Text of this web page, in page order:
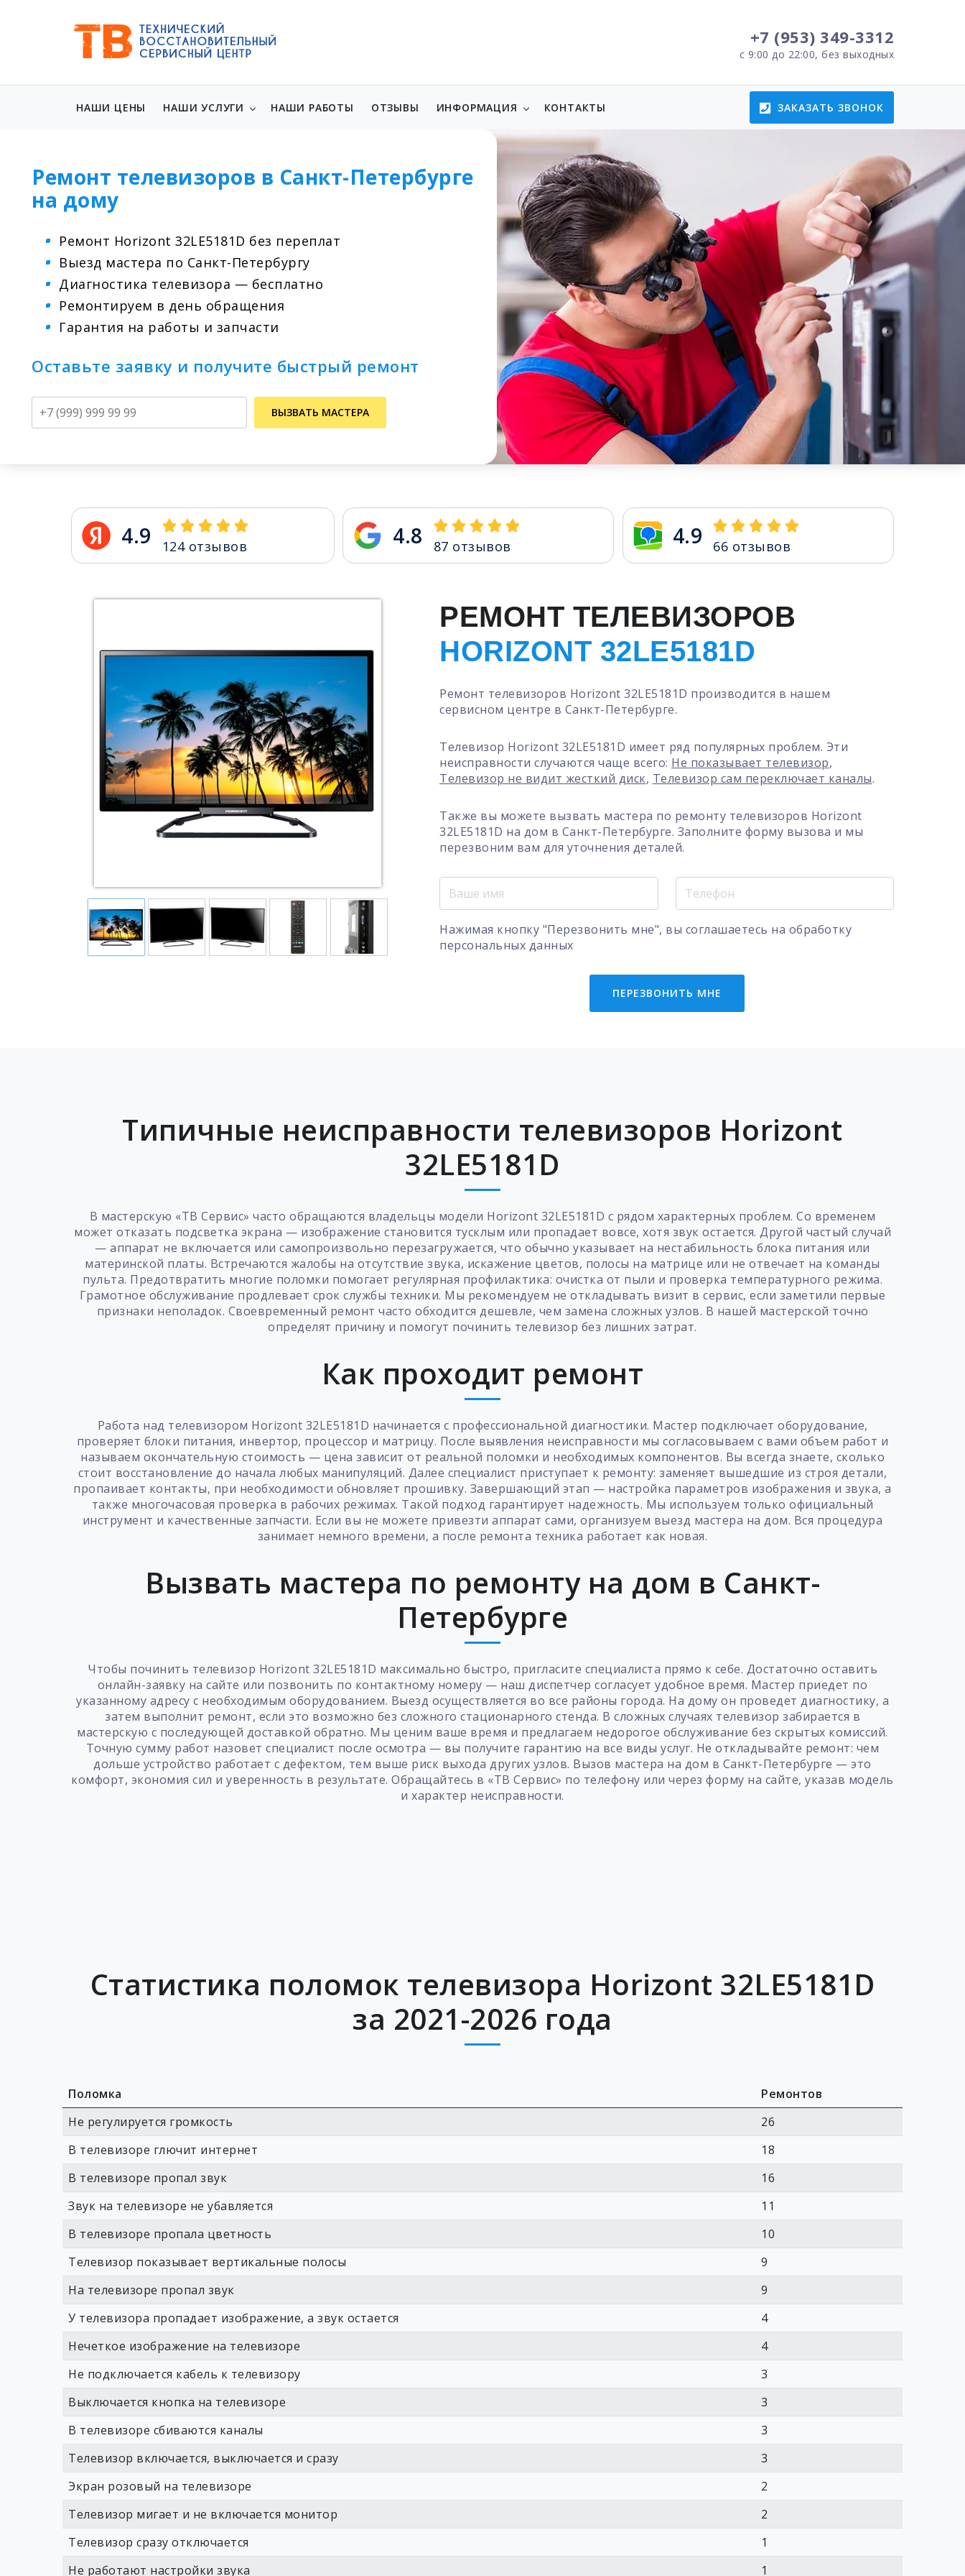
+7 (953) 349-3312
с 9:00 до 22:00, без выходных
НАШИ ЦЕНЫ НАШИ УСЛУГИ НАШИ РАБОТЫ ОТЗЫВЫ ИНФОРМАЦИЯ КОНТАКТЫ ЗАКАЗАТЬ ЗВОНОК
Ремонт телевизоров в Санкт-Петербурге
на дому
Ремонт Horizont 32LE5181D без переплат
Выезд мастера по Санкт-Петербургу
Диагностика телевизора — бесплатно
Ремонтируем в день обращения
Гарантия на работы и запчасти
Оставьте заявку и получите быстрый ремонт
ВЫЗВАТЬ МАСТЕРА
4.9 124отзывов 4.8 87 отзывов 4.9 66 отзывов
РЕМОНТ ТЕЛЕВИЗОРОВ
HORIZONT 32LE5181D
Ремонт телевизоров Horizont 32LE5181D производится в нашем
сервисном центре в Санкт-Петербурге.
Телевизор Horizont 32LE5181D имеет ряд популярных проблем. Эти
неисправности случаются чаще всего: Не показывает телевизор,
Телевизор не видит жесткий диск, Телевизор сам переключает каналы.
Также вы можете вызвать мастера по ремонту телевизоров Horizont
32LE5181D на дом в Санкт-Петербурге. Заполните форму вызова и мы
перезвоним вам для уточнения деталей.
Нажимая кнопку "Перезвонить мне", вы соглашаетесь на обработку
персональных данных
ПЕРЕЗВОНИТЬ МНЕ
Типичные неисправности телевизоров Horizont
32LE5181D
В мастерскую «ТВ Сервис» часто обращаются владельцы модели Horizont 32LE5181D с рядом характерных проблем. Со временем
может отказать подсветка экрана — изображение становится тусклым или пропадает вовсе, хотя звук остается. Другой частый случай
— аппарат не включается или самопроизвольно перезагружается, что обычно указывает на нестабильность блока питания или
материнской платы. Встречаются жалобы на отсутствие звука, искажение цветов, полосы на матрице или не отвечает на команды
пульта. Предотвратить многие поломки помогает регулярная профилактика: очистка от пыли и проверка температурного режима.
Грамотное обслуживание продлевает срок службы техники. Мы рекомендуем не откладывать визит в сервис, если заметили первые
признаки неполадок. Своевременный ремонт часто обходится дешевле, чем замена сложных узлов. В нашей мастерской точно
определят причину и помогут починить телевизор без лишних затрат.
Как проходит ремонт
Работа над телевизором Horizont 32LE5181D начинается с профессиональной диагностики. Мастер подключает оборудование,
проверяет блоки питания, инвертор, процессор и матрицу. После выявления неисправности мы согласовываем с вами объем работ и
называем окончательную стоимость — цена зависит от реальной поломки и необходимых компонентов. Вы всегда знаете, сколько
стоит восстановление до начала любых манипуляций. Далее специалист приступает к ремонту: заменяет вышедшие из строя детали,
пропаивает контакты, при необходимости обновляет прошивку. Завершающий этап — настройка параметров изображения и звука, а
также многочасовая проверка в рабочих режимах. Такой подход гарантирует надежность. Мы используем только официальный
инструмент и качественные запчасти. Если вы не можете привезти аппарат сами, организуем выезд мастера на дом. Вся процедура
занимает немного времени, а после ремонта техника работает как новая.
Вызвать мастера по ремонту на дом в Санкт-
Петербурге
Чтобы починить телевизор Horizont 32LE5181D максимально быстро, пригласите специалиста прямо к себе. Достаточно оставить
онлайн-заявку на сайте или позвонить по контактному номеру — наш диспетчер согласует удобное время. Мастер приедет по
указанному адресу с необходимым оборудованием. Выезд осуществляется во все районы города. На дому он проведет диагностику, а
затем выполнит ремонт, если это возможно без сложного стационарного стенда. В сложных случаях телевизор забирается в
мастерскую с последующей доставкой обратно. Мы ценим ваше время и предлагаем недорогое обслуживание без скрытых комиссий.
Точную сумму работ назовет специалист после осмотра — вы получите гарантию на все виды услуг. Не откладывайте ремонт: чем
дольше устройство работает с дефектом, тем выше риск выхода других узлов. Вызов мастера на дом в Санкт-Петербурге — это
комфорт, экономия сил и уверенность в результате. Обращайтесь в «ТВ Сервис» по телефону или через форму на сайте, указав модель
и характер неисправности.
Статистика поломок телевизора Horizont 32LE5181D
за 2021-2026 года
Поломка
Ремонтов
Не регулируется громкость
26
В телевизоре глючит интернет
18
В телевизоре пропал звук
16
Звук на телевизоре не убавляется
11
В телевизоре пропала цветность
10
Телевизор показывает вертикальные полосы
9
На телевизоре пропал звук
9
У телевизора пропадает изображение, а звук остается
4
Нечеткое изображение на телевизоре
4
Не подключается кабель к телевизору
3
Выключается кнопка на телевизоре
3
В телевизоре сбиваются каналы
3
Телевизор включается, выключается и сразу
3
Экран розовый на телевизоре
2
Телевизор мигает и не включается монитор
2
Телевизор сразу отключается
1
Не работают настройки звука
1